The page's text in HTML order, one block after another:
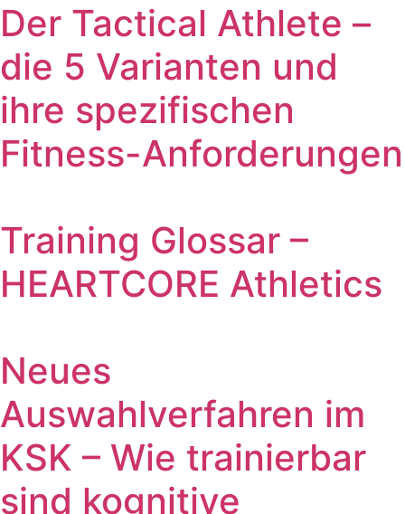
Der Tactical Athlete –
die 5 Varianten und
ihre spezifischen
Fitness-Anforderungen
Training Glossar –
HEARTCORE Athletics
Neues
Auswahlverfahren im
KSK – Wie trainierbar
sind kognitive